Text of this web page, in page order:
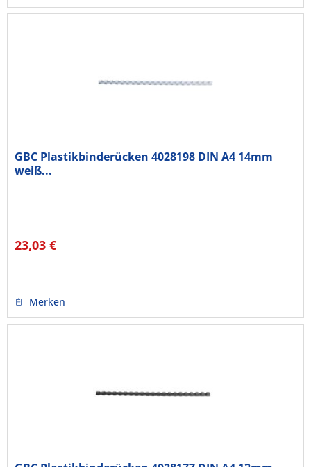
GBC Plastikbinderücken 4028198 DIN A4 14mm
weiß...
23,03 €
Merken